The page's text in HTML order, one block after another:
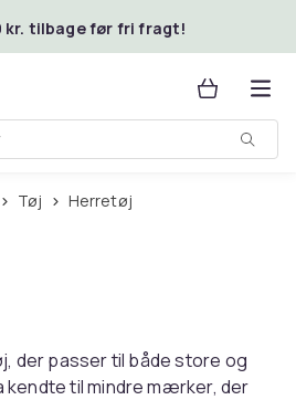
kr. tilbage før fri fragt!
Tøj Herretøj
der passer til både store og
kendte til mindre mærker, der